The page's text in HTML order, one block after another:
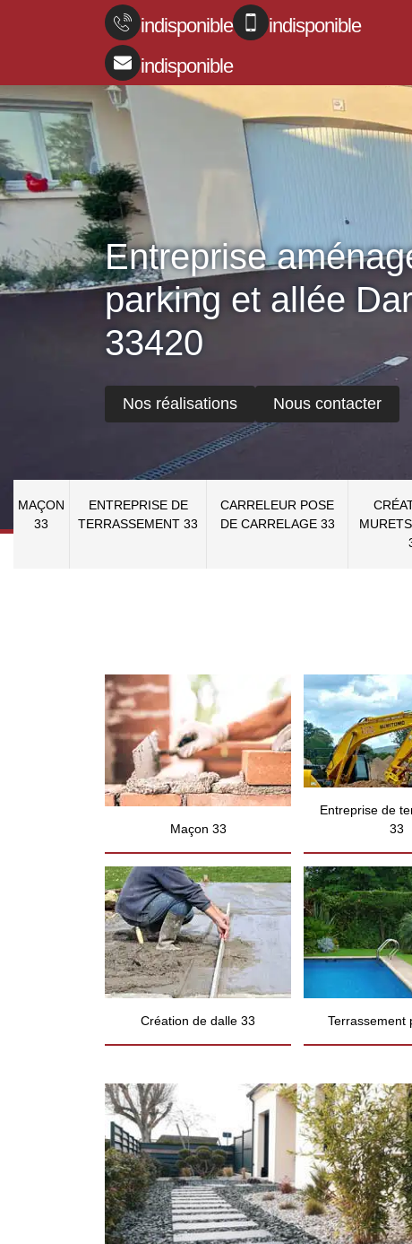
indisponible
indisponible
indisponible
Entreprise
parking et allée
33420
Nos réalisations Nous contacter
MAÇON
33
ENTREPRISE DE
TERRASSEMENT 33
CARRELEUR POSE
DE CARRELAGE 33
Maçon 33
Entreprise de
33
Création de dalle 33 Terrassement